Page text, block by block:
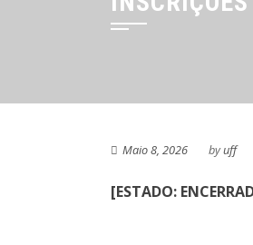
Maio 8, 2026 byuff
[ESTADO: